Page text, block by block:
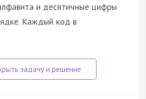
и десятичные цифры
Каждый код в